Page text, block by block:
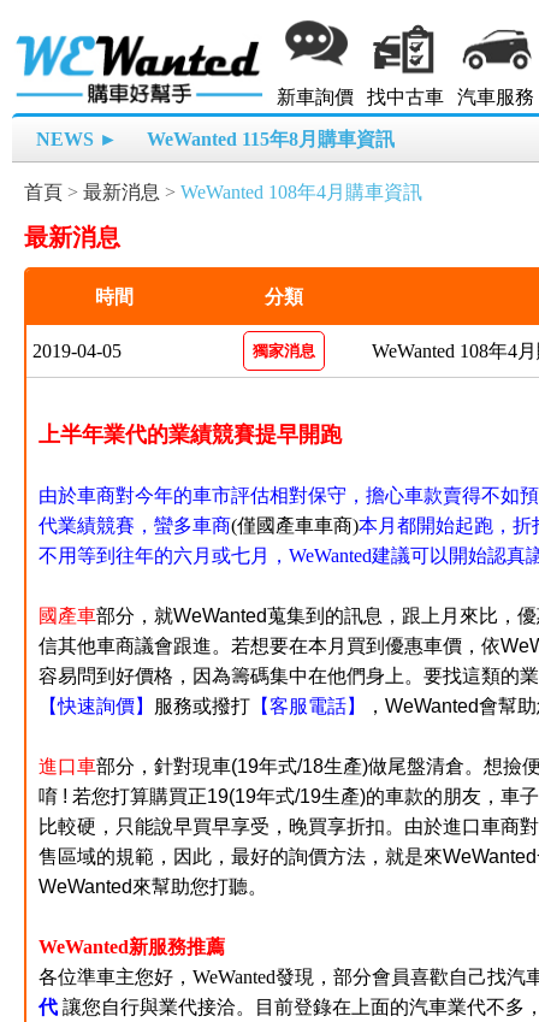
新車詢價 找中古車 汽車服務
NEWS ► WeWanted 115年8月購車資訊
首頁 > 最新消息 > WeWanted 108年4月購車資訊
最新消息
時間 分類
2019-04-05 獨家消息 WeWanted 108年4
上半年業代的業績競賽提早開跑
由於車商對今年的車市評估相對保守，擔心車款賣得不如
代業績競賽，蠻多車商(僅國產車車商)本月都開始起跑，折
不用等到往年的六月或七月，WeWanted建議可以開始認真
國產車部分，就WeWanted蒐集到的訊息，跟上月來比，
信其他車商議會跟進。若想要在本月買到優惠車價，依
容易問到好價格，因為籌碼集中在他們身上。要找這類的
【快速詢價】
服務或撥打【客服電話】 ，WeWanted會幫
進口車部分， 針對現車(19年式/18生產)做尾盤清倉。 想撿
唷 ! 若您打算購買正19(19年式/19生產)的車款的朋友，車
比較硬，只能說早買早享受，晚買享折扣。由於進口車商
售區域的規範，因此，最好的詢價方法，就是來
WeWanted來幫助您打聽。
WeWanted新服務推薦
各位準車主您好，WeWanted發現，部分會員喜歡自己找汽
代 讓您自行與業代接洽。目前登錄在上面的汽車業代不多